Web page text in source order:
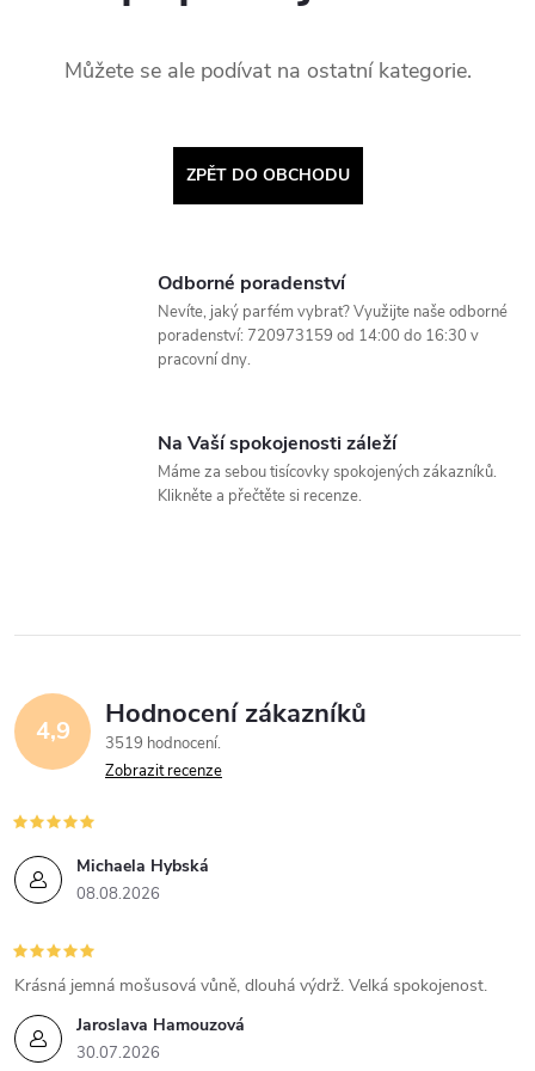
Můžete se ale podívat na ostatní kategorie.
ZPĚT DO OBCHODU
Odborné poradenství
Nevíte, jaký parfém vybrat? Využijte naše odborné
poradenství: 720973159 od 14:00 do 16:30 v
pracovní dny.
Na Vaší spokojenosti záleží
Máme za sebou tisícovky spokojených zákazníků.
Klikněte a přečtěte si recenze.
4,9 Hodnocení zákazníků
3519 hodnocení
Zobrazit recenze
Michaela Hybská
08.08.2026
Jaroslava Hamouzová
30.07.2026
Krásná jemná mošusová vůně, dlouhá výdrž. Velká spokojenost.